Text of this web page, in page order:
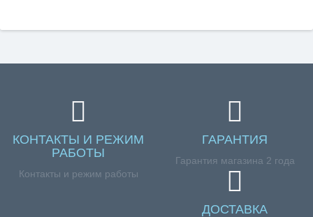
КОНТАКТЫ И РЕЖИМ
РАБОТЫ
Контакты и режим работы
ГАРАНТИЯ
Гарантия магазина 2 года
ДОСТАВКА